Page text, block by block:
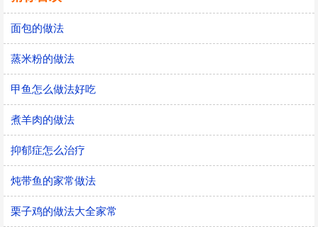
面包的做法
蒸米粉的做法
甲鱼怎么做法好吃
煮羊肉的做法
抑郁症怎么治疗
炖带鱼的家常做法
栗子鸡的做法大全家常